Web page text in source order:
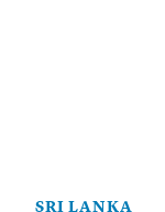
SRI LANKA